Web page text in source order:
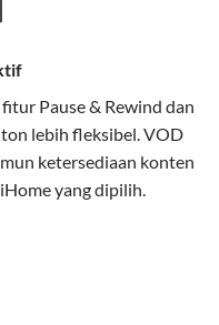
Fiber To The
hingga ke rumah
beberapa
DSL.
Pause & Rewind dan
lebih fleksibel. VOD
ketersediaan konten
yang dipilih.